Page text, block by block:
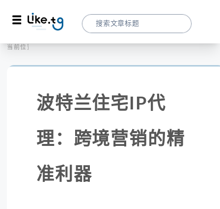
当前位置：
波特兰住宅IP代
理：跨境营销的精
准利器